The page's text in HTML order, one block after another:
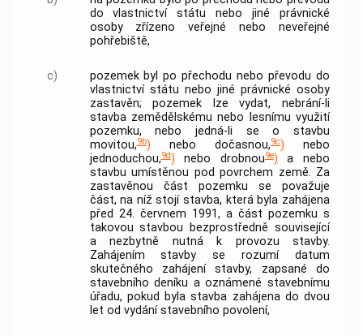
do vlastnictví státu nebo jiné právnické
osoby zřízeno veřejné nebo neveřejné
pohřebiště,
c)
pozemek byl po přechodu nebo převodu do
vlastnictví státu nebo jiné právnické osoby
zastavěn; pozemek lze vydat, nebrání-li
stavba zemědělskému nebo lesnímu využití
pozemku, nebo jedná-li se o stavbu
movitou,9b) nebo dočasnou,9c) nebo
jednoduchou,9d) nebo drobnou9e) a nebo
stavbu umístěnou pod povrchem země. Za
zastavěnou část pozemku se považuje
část, na níž stojí stavba, která byla zahájena
před 24. červnem 1991, a část pozemku s
takovou stavbou bezprostředně související
a nezbytně nutná k provozu stavby.
Zahájením stavby se rozumí datum
skutečného zahájení stavby, zapsané do
stavebního deníku a oznámené stavebnímu
úřadu, pokud byla stavba zahájena do dvou
let od vydání stavebního povolení,